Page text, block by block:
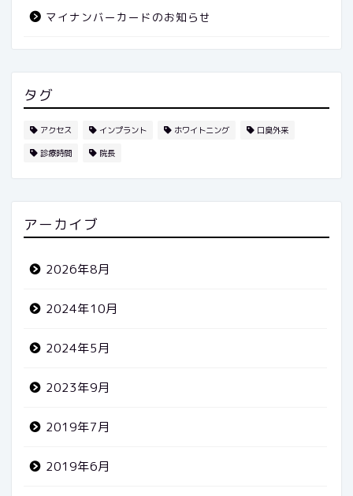
マイナンバーカードのお知らせ
タグ
アクセス インプラント ホワイトニング 口臭外来
診療時間 院長
アーカイブ
2026年8月
2024年10月
2024年5月
2023年9月
2019年7月
2019年6月